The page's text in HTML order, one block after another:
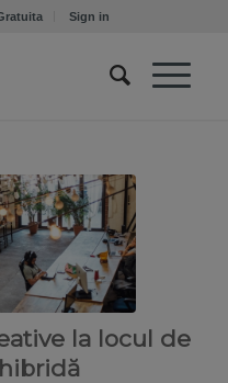
Sign in
la locul de